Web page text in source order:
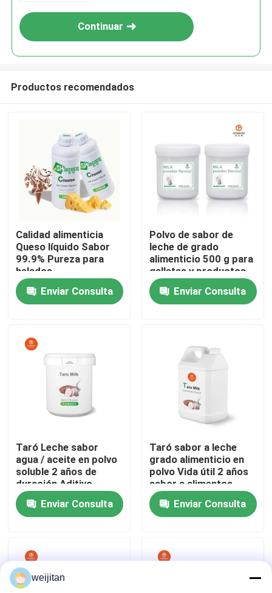
Hogar
Productos
Sobre nosotros
Viaje de la fábrica
Éntrenos en contacto con
Pida una cita
Sabor sabroso
Sabor de las bebidas
Continuar
Productos recomendados
Calidad alimenticia
Queso líquido Sabor
99.9% Pureza para
helados
Enviar Consulta
Polvo de sabor de
leche de grado
alimenticio 500 g para
galletas y productos
de confitería
Enviar Consulta
Taró Leche sabor
agua / aceite en polvo
soluble 2 años de
duración Aditivo
alimentario
Enviar Consulta
Taró sabor a leche
grado alimenticio en
polvo Vida útil 2 años
sabor a alimentos
aditivo alimentario
líquido soluble en
agua/aceite
Enviar Consulta
weijitan